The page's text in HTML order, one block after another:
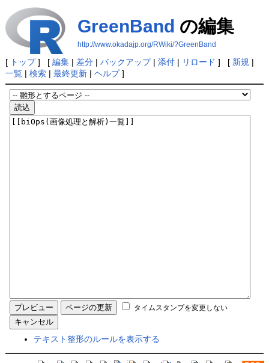
GreenBand の編集
http://www.okadajp.org/RWiki/?GreenBand
[ トップ] [ 編集| 差分| バックアップ| 添付| リロード ] [ 新規 |
一覧| 検索| 最終更新| ヘルプ]
タイムスタンプを変更しない
テキスト整形のルールを表示する